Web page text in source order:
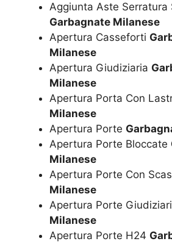
Aggiunta Aste Serratura
Garbagnate Milanese
Apertura Casseforti
Milanese
Apertura Giudiziaria
Milanese
Apertura Porta Con
Milanese
Apertura Porte
Apertura Porte Bloccate
Milanese
Apertura Porte Con
Milanese
Apertura Porte
Milanese
Apertura Porte H24